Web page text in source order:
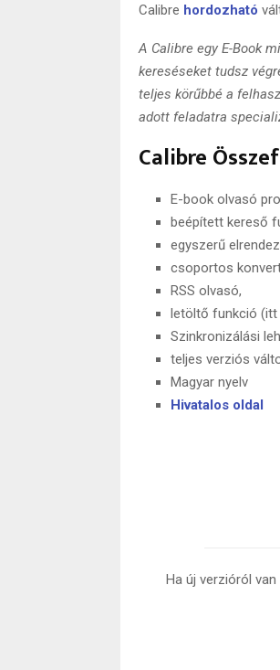
Calibre hordozható
A Calibre egy E-Book
kereséseket tudsz
teljes körűbbé a
adott feladatra
Calibre
E-book olvasó
beépített kereső
egyszerű
csoportos
RSS olvasó,
letöltő funkció (itt
Szinkronizálási
teljes verziós
Magyar nyelv
Hivatalos oldal
Ha új verzióról